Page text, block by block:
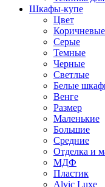
Шкафы-купе
Цвет
Коричневые
Серые
Темные
Черные
Светлые
Белые
Венге
Размер
Маленькие
Большие
Средние
Отделка и
МДФ
Пластик
Alvic Luxe